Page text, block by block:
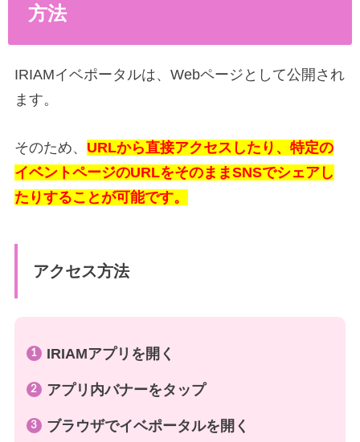
方法
IRIAMイベポータルは、Webページとして公開され
ます。
そのため、 URLから直接アクセスしたり、特定の
イベントページのURLをそのままSNSでシェアし
たりすることが可能です。
アクセス方法
IRIAMアプリを開く
アプリ内バナーをタップ
ブラウザでイベポータルを開く